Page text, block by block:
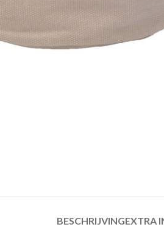
BESCHRIJVINGEXTRA